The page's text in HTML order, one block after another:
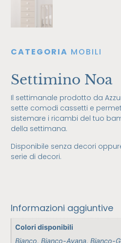
CATEGORIA MOBILI
Settimino Noa
Il settimanale prodotto da
sette comodi cassetti e
sistemare i ricambi del tuo
della settimana.
Disponibile senza decori
serie di decori.
Informazioni aggiuntive
Colori disponibili
Bianco, Bianco-Avana, Bianco-